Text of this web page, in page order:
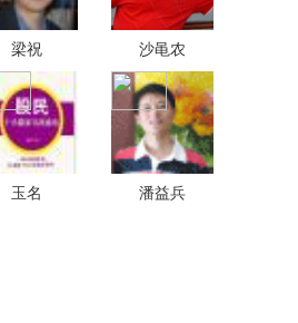
梁祝 沙黾农
玉名 潘益兵